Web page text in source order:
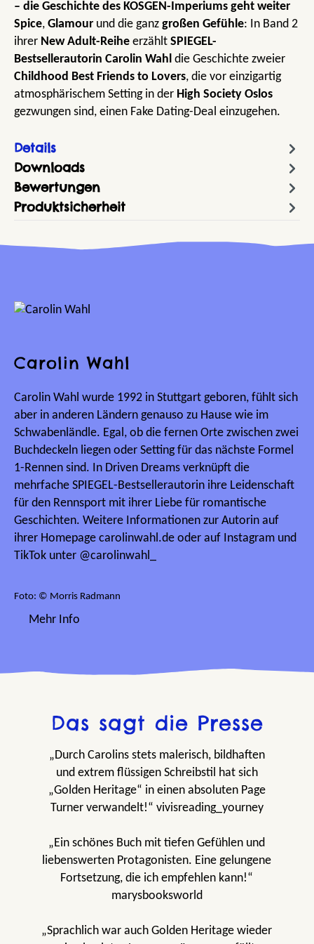
– die Geschichte des KOSGEN-Imperiums geht weiter
Spice, Glamour und die ganz großen Gefühle: In Band 2
ihrer New Adult-Reihe erzählt SPIEGEL-
Bestsellerautorin Carolin Wahl die Geschichte zweier
Childhood Best Friends to Lovers, die vor einzigartig
atmosphärischem Setting in der High Society Oslos
gezwungen sind, einen Fake Dating-Deal einzugehen.
Details
Downloads
Bewertungen
Produktsicherheit
Carolin Wahl
Carolin Wahl wurde 1992 in Stuttgart geboren, fühlt sich
aber in anderen Ländern genauso zu Hause wie im
Schwabenländle. Egal, ob die fernen Orte zwischen zwei
Buchdeckeln liegen oder Setting für das nächste Formel
1-Rennen sind. In Driven Dreams verknüpft die
mehrfache SPIEGEL-Bestsellerautorin ihre Leidenschaft
für den Rennsport mit ihrer Liebe für romantische
Geschichten. Weitere Informationen zur Autorin auf
ihrer Homepage carolinwahl.de oder auf Instagram und
TikTok unter @carolinwahl_
Foto: © Morris Radmann
Mehr Info
Das sagt die Presse
„Durch Carolins stets malerisch, bildhaften
und extrem flüssigen Schreibstil hat sich
„Golden Heritage“ in einen absoluten Page
Turner verwandelt!“ vivisreading_yourney
„Ein schönes Buch mit tiefen Gefühlen und
liebenswerten Protagonisten. Eine gelungene
Fortsetzung, die ich empfehlen kann!“
marysbooksworld
„Sprachlich war auch Golden Heritage wieder